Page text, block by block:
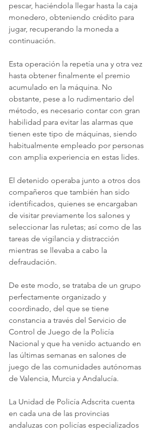
pescar, haciéndola llegar hasta la caja
monedero, obteniendo crédito para
jugar, recuperando la moneda a
continuación.
Esta operación la repetía una y otra vez
hasta obtener finalmente el premio
acumulado en la máquina. No
obstante, pese a lo rudimentario del
método, es necesario contar con gran
habilidad para evitar las alarmas que
tienen este tipo de máquinas, siendo
habitualmente empleado por personas
con amplia experiencia en estas lides.
El detenido operaba junto a otros dos
compañeros que también han sido
identificados, quienes se encargaban
de visitar previamente los salones y
seleccionar las ruletas; así como de las
tareas de vigilancia y distracción
mientras se llevaba a cabo la
defraudación.
De este modo, se trataba de un grupo
perfectamente organizado y
coordinado, del que se tiene
constancia a través del Servicio de
Control de Juego de la Policía
Nacional y que ha venido actuando en
las últimas semanas en salones de
juego de las comunidades autónomas
de Valencia, Murcia y Andalucía.
La Unidad de Policía Adscrita cuenta
en cada una de las provincias
andaluzas con policías especializados